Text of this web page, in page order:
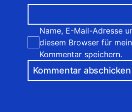
Name, E-Mail-Adresse
diesem Browser für
Kommentar speichern.